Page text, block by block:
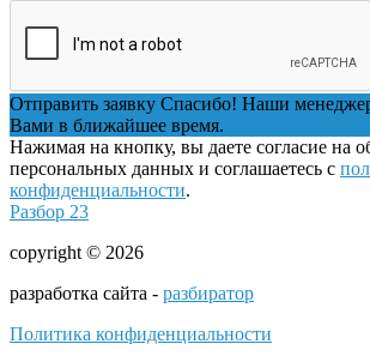
Отправить заявку Спасибо! Наши
Вами в ближайшее время.
Нажимая на кнопку, вы даете согласие на
персональных данных и соглашаетесь с
конфиденциальности.
Разбор 23
copyright © 2026
разработка сайта - разбиратор
Политика конфиденциальности